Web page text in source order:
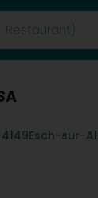
Esch-sur-